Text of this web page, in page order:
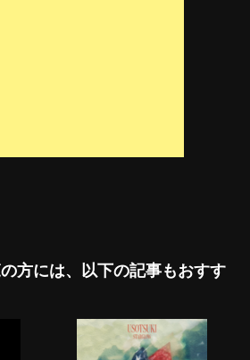
方には、以下の記事もおすす